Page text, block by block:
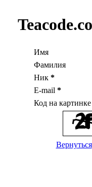
Имя
Фамилия
Ник *
E-mail *
Код на
Вернуться